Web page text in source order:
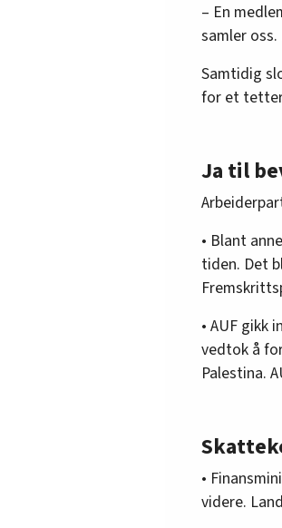
– En
samler
Samtidig
for et
Ja til
• Blant
tiden. Det
• AUF gikk
vedtok å
Palestina.
•
videre.